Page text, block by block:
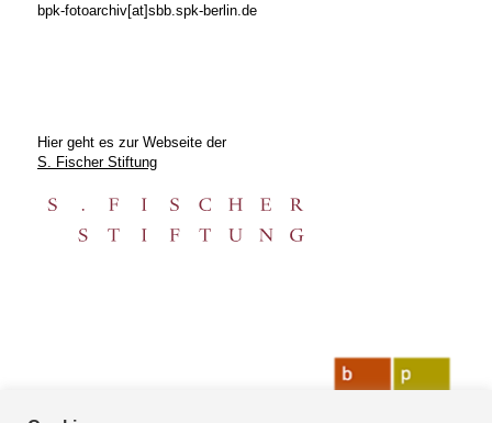
bpk-fotoarchiv[at]sbb.spk-berlin.de
Hier geht es zur Webseite der
S. Fischer Stiftung